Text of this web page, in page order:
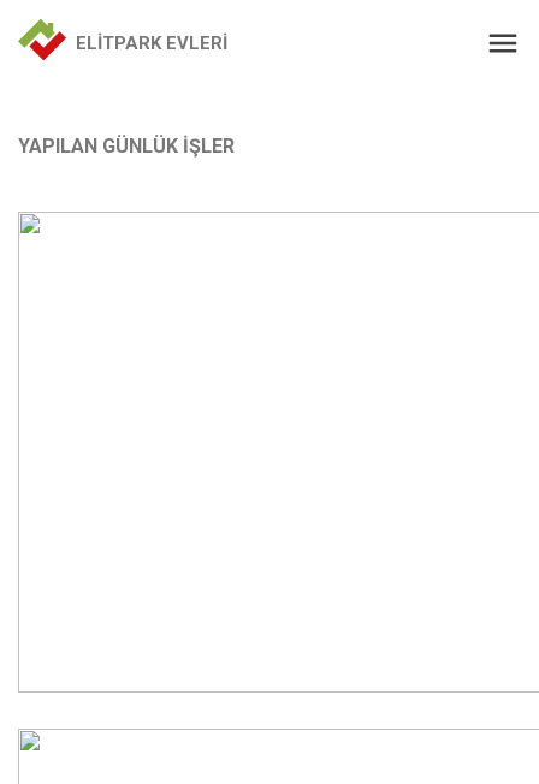
ELİTPARK EVLERİ
YAPILAN GÜNLÜK İŞLER